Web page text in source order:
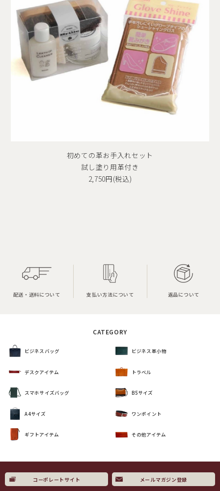
初めての革お手入れセット
試し塗り用革付き
2,750円(税込)
配送・送料について 支払い方法について 返品について
CATEGORY
ビジネスバッグ ビジネス革小物
デスクアイテム トラベル
スマホサイズバッグ B5サイズ
A4サイズ ワンポイント
ギフトアイテム その他アイテム
コーポレートサイト メールマガジン登録